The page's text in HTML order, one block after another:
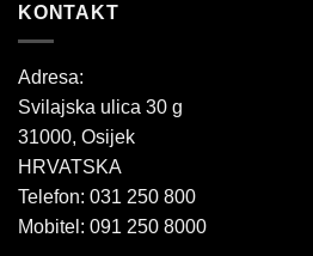
KONTAKT
Adresa:
Svilajska ulica 30 g
31000, Osijek
HRVATSKA
Telefon: 031 250 800
Mobitel: 091 250 8000